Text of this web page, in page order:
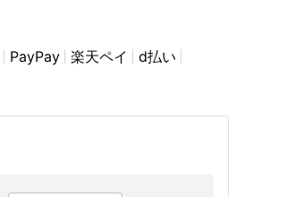
PayPay 楽天ペイ
d払い